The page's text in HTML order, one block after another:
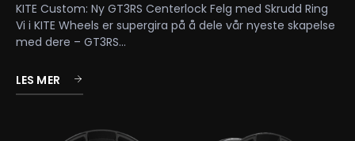
KITE Custom: Ny GT3RS Centerlock Felg med Skrudd Ring
Vi i KITE Wheels er supergira på å dele vår nyeste skapelse
med dere – GT3RS...
LES MER